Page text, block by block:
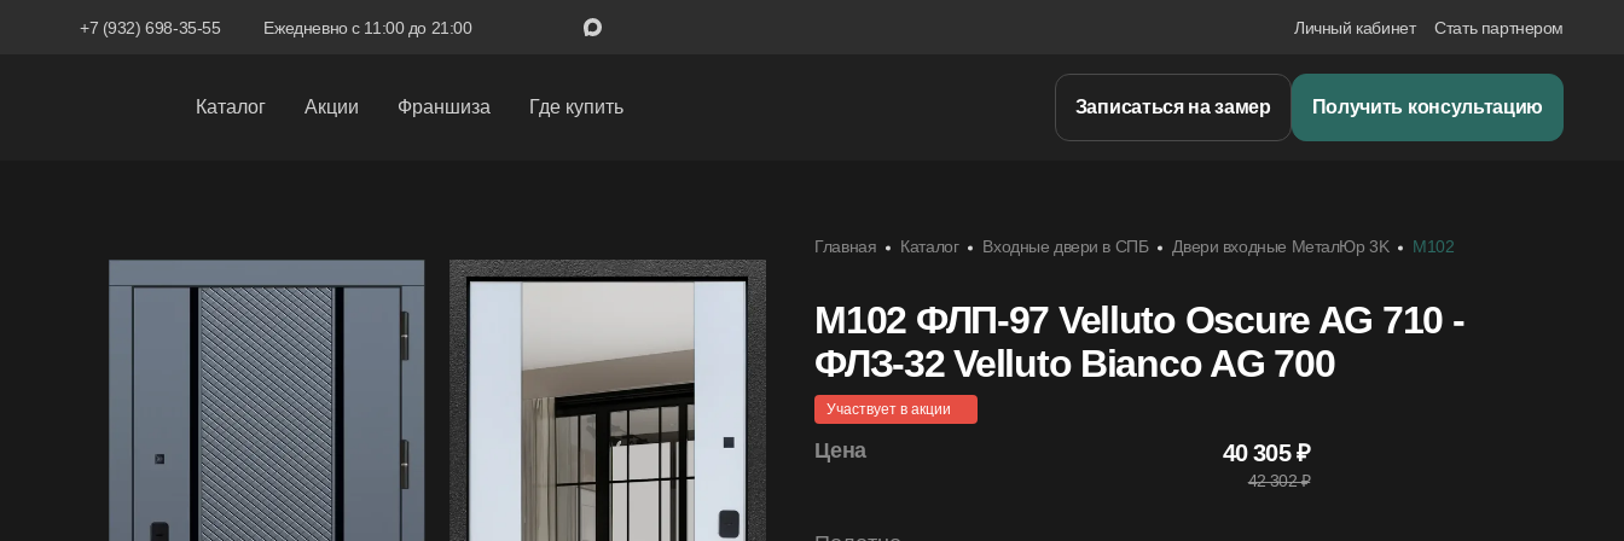
+7 (932) 698-35-55 Ежедневно с 11:00 до 21:00 Личный кабинет Стать партнером
Каталог Акции Франшиза Где купить Записаться на замер Получить консультацию
Системы открывания
Системы открывания
Ручки
Фурнитура
Главная Каталог Входные двери в СПБ Двери входные МеталЮр 3K M102
M102 ФЛП-97 Velluto Oscure AG 710 -
ФЛЗ-32 Velluto Bianco AG 700
Участвует в акции
Цена 40 305 ₽
42 302 ₽